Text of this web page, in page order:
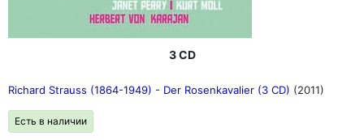
3 CD
Richard Strauss (1864-1949) - Der Rosenkavalier (3 CD) (2011)
Есть в наличии